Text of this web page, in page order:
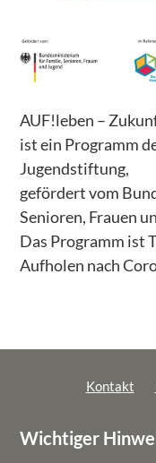
– Banat Acher
– Tanzprojekt
bewegt
–
– Tanzprojekt
– Projekt
– Familiencafé
MITGESTALTEN
Geldspenden
AUF!leben –
ist ein Programm
Jugendstiftung,
gefördert vom
Senioren, Frauen
Das Programm ist
Aufholen nach
Kontakt
Wichtiger